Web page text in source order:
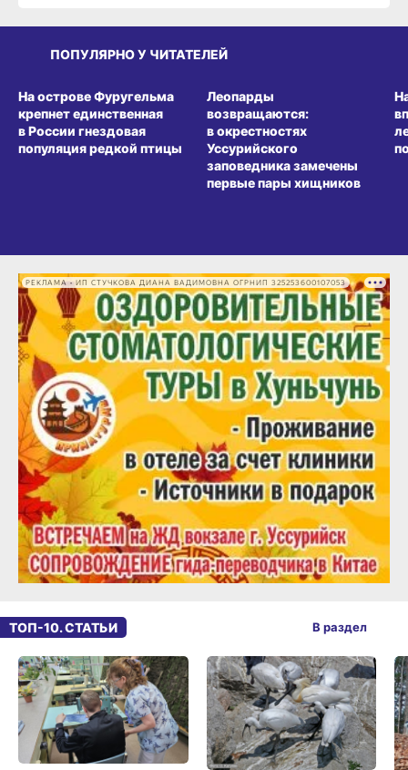
ПОПУЛЯРНО У ЧИТАТЕЛЕЙ
На острове Фуругельма
крепнет единственная
в России гнездовая
популяция редкой птицы
Леопарды
возвращаются:
в окрестностях
Уссурийского
заповедника замечены
первые пары хищников
РЕКЛАМА • ИП СТУЧКОВА ДИАНА ВАДИМОВНА ОГРНИП 325253600107053
ТОП-10. СТАТЬИ В раздел